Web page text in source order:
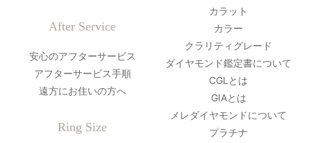
After Service
安心のアフターサービス
アフターサービス手順
遠方にお住いの方へ
Ring Size
カラット
カラー
クラリティグレード
ダイヤモンド鑑定書について
CGLとは
GIAとは
メレダイヤモンドについて
プラチナ